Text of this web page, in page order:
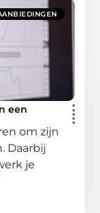
een
om zijn
Daarbij
je